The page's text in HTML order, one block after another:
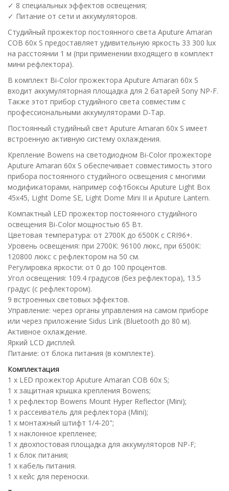
✓ 8 специальных эффектов освещения;
✓ Питание от сети и аккумуляторов.
Студийный прожектор постоянного света Aputure Amaran
COB 60x S предоставляет удивительную яркость 33 300 lux
на расстоянии 1 м (при применении входящего в комплект
мини рефлектора).
В комплект Bi-Color прожектора Aputure Amaran 60x S
входит аккумуляторная площадка для 2 батарей Sony NP-F.
Также этот прибор студийного света совместим с
профессиональными аккумуляторами D-Tap.
Постоянный студийный свет Aputure Amaran 60x S имеет
встроенную активную систему охлаждения.
Крепление Bowens на светодиодном Bi-Color прожекторе
Aputure Amaran 60x S обеспечивает совместимость этого
прибора постоянного студийного освещения с многими
модификаторами, например софтбоксы Aputure Light Box
45x45, Light Dome SE, Light Dome Mini II и Aputure Lantern.
Компактный LED прожектор постоянного студийного
освещения Bi-Color мощностью 65 Вт.
Цветовая температура: от 2700K до 6500K с CRI96+.
Уровень освещения: при 2700К: 96100 люкс, при 6500К:
120800 люкс с рефлектором на 50 см.
Регулировка яркости: от 0 до 100 процентов.
Угол освещения: 109.4 градусов (без рефлектора), 13.5
градус (с рефлектором).
9 встроенных световых эффектов.
Управление: через органы управления на самом приборе
или через приложение Sidus Link (Bluetooth до 80 м).
Активное охлаждение.
Яркий LCD дисплей.
Питание: от блока питания (в комплекте).
Комплектация
1 х LED прожектор Aputure Amaran COB 60x S;
1 х защитная крышка крепления Bowens;
1 х рефлектор Bowens Mount Hyper Reflector (Mini);
1 х рассеиватель для рефлектора (Mini);
1 х монтажный штифт 1/4-20";
1 х наклонное крепленее;
1 х двохпостовая площадка для аккумуляторов NP-F;
1 х блок питания;
1 х кабель питания.
1 х кейс для переноски.